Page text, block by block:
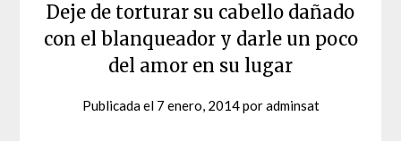
Deje de torturar su cabello dañado
con el blanqueador y darle un poco
del amor en su lugar
Publicada el 7 enero, 2014poradminsat